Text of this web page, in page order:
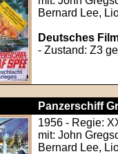
Bernard Lee,
Deutsches
- Zustand: Z3
Panzerschiff
1956 - Regie:
mit: John
Bernard Lee,